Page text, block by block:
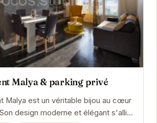
Malya & parking privé
Malya est un véritable bijou au cœur
design moderne et élégant s'allie